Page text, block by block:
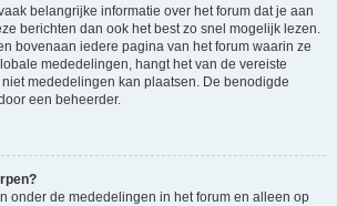
belangrijke informatie over het forum dat je aan
berichten dan ook het best zo snel mogelijk lezen.
bovenaan iedere pagina van het forum waarin ze
mededelingen, hangt het van de vereiste
mededelingen kan plaatsen. De benodigde
een beheerder.
onder de mededelingen in het forum en alleen op